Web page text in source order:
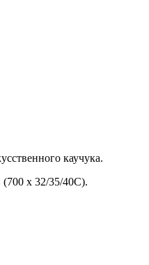
каучука.
x 32/35/40C).